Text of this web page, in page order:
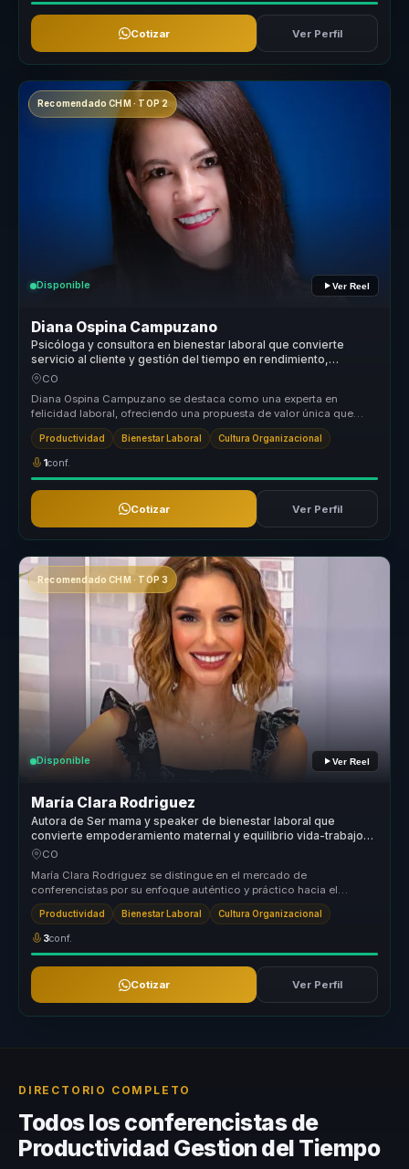
Cotizar Ver Perfil
Recomendado CHM · TOP 2
Disponible Ver Reel
Diana Ospina Campuzano
Psicóloga y consultora en bienestar laboral que convierte
servicio al cliente y gestión del tiempo en rendimiento,
equilibrio y cultura para equipos.
CO
Diana Ospina Campuzano se destaca como una experta en
felicidad laboral, ofreciendo una propuesta de valor única que
transforma culturas ...
Productividad Bienestar Laboral Cultura Organizacional
1conf.
Cotizar Ver Perfil
Recomendado CHM · TOP 3
Disponible Ver Reel
María Clara Rodriguez
Autora de Ser mama y speaker de bienestar laboral que
convierte empoderamiento maternal y equilibrio vida-trabajo
en resiliencia para equipos.
CO
María Clara Rodriguez se distingue en el mercado de
conferencistas por su enfoque auténtico y práctico hacia el
empoderamiento maternal. ...
Productividad Bienestar Laboral Cultura Organizacional
3conf.
Cotizar Ver Perfil
DIRECTORIO COMPLETO
Todos los conferencistas de
Productividad Gestion del Tiempo